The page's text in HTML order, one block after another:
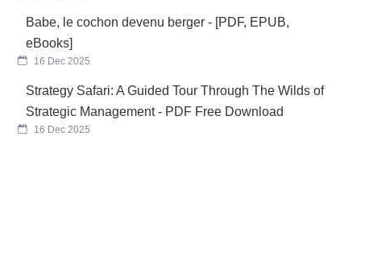
Babe, le cochon devenu berger - [PDF, EPUB,
eBooks]
16 Dec 2025
Strategy Safari: A Guided Tour Through The Wilds of
Strategic Management - PDF Free Download
16 Dec 2025